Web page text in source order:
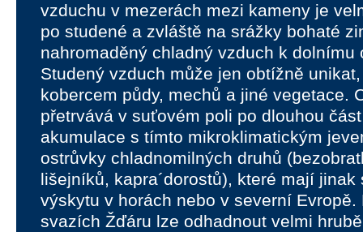
vzduchu v mezerách mezi kameny je
po studené a zvláště na srážky bohaté
nahromaděný chladný vzduch k
Studený vzduch může jen obtížně
kobercem půdy, mechů a jiné vegetace.
přetrvává v suťovém poli po dlouhou
akumulace s tímto mikroklimatickým
ostrůvky chladnomilných druhů
lišejníků, kapra´dorostů), které mají
výskytu v horách nebo v severní
svazích Žďáru lze odhadnout velmi